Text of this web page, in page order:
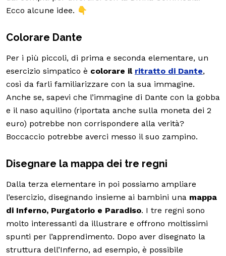
Ecco alcune idee. 👇
Colorare Dante
Per i più piccoli, di prima e seconda elementare, un
esercizio simpatico è colorare il ritratto di Dante,
così da farli familiarizzare con la sua immagine.
Anche se, sapevi che l’immagine di Dante con la gobba
e il naso aquilino (riportata anche sulla moneta dei 2
euro) potrebbe non corrispondere alla verità?
Boccaccio potrebbe averci messo il suo zampino.
Disegnare la mappa dei tre regni
Dalla terza elementare in poi possiamo ampliare
l’esercizio, disegnando insieme ai bambini una mappa
di Inferno, Purgatorio e Paradiso. I tre regni sono
molto interessanti da illustrare e offrono moltissimi
spunti per l’apprendimento. Dopo aver disegnato la
struttura dell’Inferno, ad esempio, è possibile